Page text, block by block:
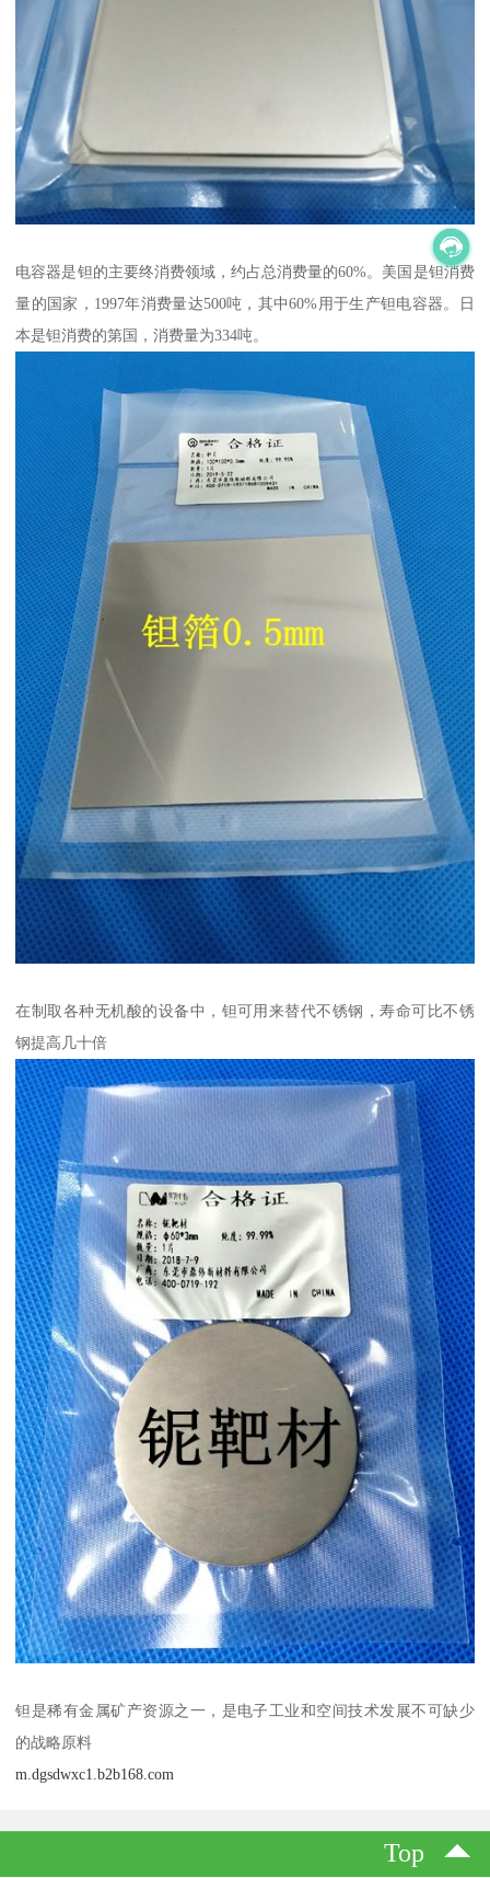
电容器是钽的主要终消费领域，约占总消费量的60%。美国是钽消费
量的国家，1997年消费量达500吨，其中60%用于生产钽电容器。日
本是钽消费的第国，消费量为334吨。
在制取各种无机酸的设备中，钽可用来替代不锈钢，寿命可比不锈
钢提高几十倍
钽是稀有金属矿产资源之一，是电子工业和空间技术发展不可缺少
的战略原料
m.dgsdwxc1.b2b168.com
Top